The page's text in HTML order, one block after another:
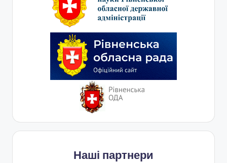
Наші партнери